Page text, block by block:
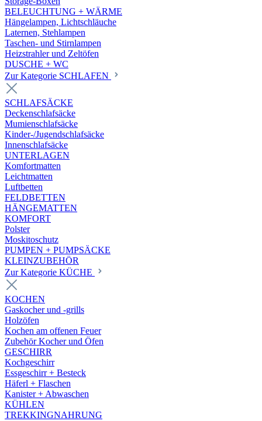
BELEUCHTUNG + WÄRME
Hängelampen, Lichtschläuche
Laternen, Stehlampen
Taschen- und Stirnlampen
Heizstrahler und Zeltöfen
DUSCHE + WC
Zur Kategorie SCHLAFEN
SCHLAFSÄCKE
Deckenschlafsäcke
Mumienschlafsäcke
Kinder-/Jugendschlafsäcke
Innenschlafsäcke
UNTERLAGEN
Komfortmatten
Leichtmatten
Luftbetten
FELDBETTEN
HÄNGEMATTEN
KOMFORT
Polster
Moskitoschutz
PUMPEN + PUMPSÄCKE
KLEINZUBEHÖR
Zur Kategorie KÜCHE
KOCHEN
Gaskocher und -grills
Holzöfen
Kochen am offenen Feuer
Zubehör Kocher und Öfen
GESCHIRR
Kochgeschirr
Essgeschirr + Besteck
Häferl + Flaschen
Kanister + Abwaschen
KÜHLEN
TREKKINGNAHRUNG